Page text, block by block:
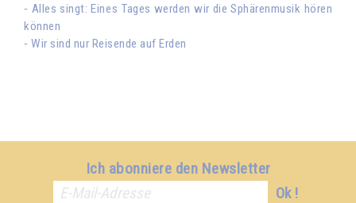
⁃ Alles singt: Eines Tages werden wir die Sphärenmusik hören
können
⁃ Wir sind nur Reisende auf Erden
Ich abonniere den Newsletter
Ok !